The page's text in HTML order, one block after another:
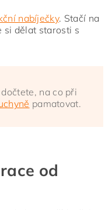
nabíječky. Stačí na
si dělat starosti s
na co při
pamatovat.
od